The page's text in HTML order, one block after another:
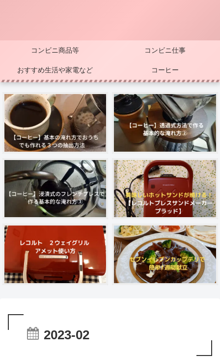
コンビニ商品等 コンビニ仕事
おすすめ生活や家電など コーヒー
2023-02